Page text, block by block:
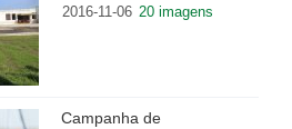
2016-11-06 20 imagens
Campanha de